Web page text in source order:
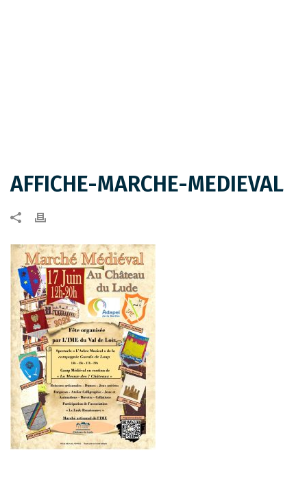
AFFICHE-MARCHE-MEDIEVAL